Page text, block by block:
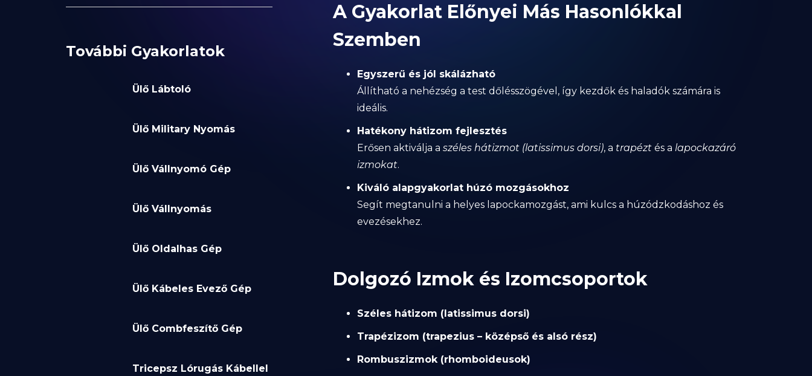
További Gyakorlatok
Ülő Lábtoló
Ülő Military Nyomás
Ülő Vállnyomó Gép
Ülő Vállnyomás
Ülő Oldalhas Gép
Ülő Kábeles Evező Gép
Ülő Combfeszítő Gép
Tricepsz Lórugás Kábellel
A Gyakorlat Előnyei Más Hasonlókkal
Szemben
Egyszerű és jól skálázható
Állítható a nehézség a test dőlésszögével, így kezdők és haladók számára is
ideális.
Hatékony hátizom fejlesztés
Erősen aktiválja a széles hátizmot (latissimus dorsi), a trapéztés a lapockazáró
izmokat.
Kiváló alapgyakorlat húzó mozgásokhoz
Segít megtanulni a helyes lapockamozgást, ami kulcs a húzódzkodáshoz és
evezésekhez.
Dolgozó Izmok és Izomcsoportok
Széles hátizom (latissimus dorsi)
Trapézizom (trapezius – középső és alsó rész)
Rombuszizmok (rhomboideusok)